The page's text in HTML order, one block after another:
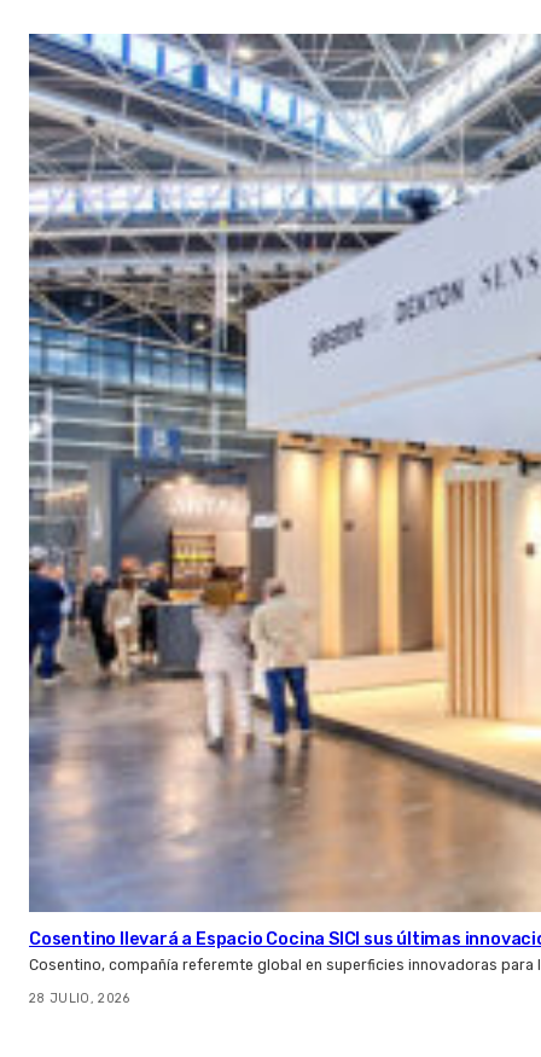
Cosentino llevará a Espacio Cocina SICI sus últimas
Cosentino, compañía referemte global en superficies innovadoras
28 JULIO, 2026